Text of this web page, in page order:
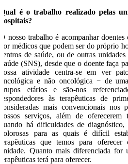
Qual é o trabalho realizado pelas
hospitais?
O nosso trabalho é acompanhar doentes
por médicos que podem ser do próprio
centros de saúde, ou de outras
Saúde (SNS), desde que o doente faça
nossa atividade centra-se em ver
oncológica e não oncológica − de
grupos etários e são-nos
respondedores às terapêuticas de
consideradas mais convencionais nos
nossos serviços, além de oferecerem
quando há dificuldades de diagnóstico,
dolorosas para as quais é difícil
terapêuticas que temos para oferecer
unidade. Quanto mais diferenciada for
terapêuticas terá para oferecer.